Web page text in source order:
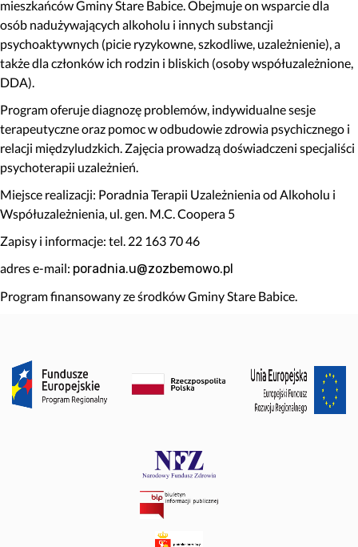
mieszkańców Gminy Stare Babice. Obejmuje on wsparcie dla
osób nadużywających alkoholu i innych substancji
psychoaktywnych (picie ryzykowne, szkodliwe, uzależnienie), a
także dla członków ich rodzin i bliskich (osoby współuzależnione,
DDA).
Program oferuje diagnozę problemów, indywidualne sesje
terapeutyczne oraz pomoc w odbudowie zdrowia psychicznego i
relacji międzyludzkich. Zajęcia prowadzą doświadczeni specjaliści
psychoterapii uzależnień.
Miejsce realizacji: Poradnia Terapii Uzależnienia od Alkoholu i
Współuzależnienia, ul. gen. M.C. Coopera 5
Zapisy i informacje: tel. 22 163 70 46
adres e-mail: poradnia.u@zozbemowo.pl
Program finansowany ze środków Gminy Stare Babice.